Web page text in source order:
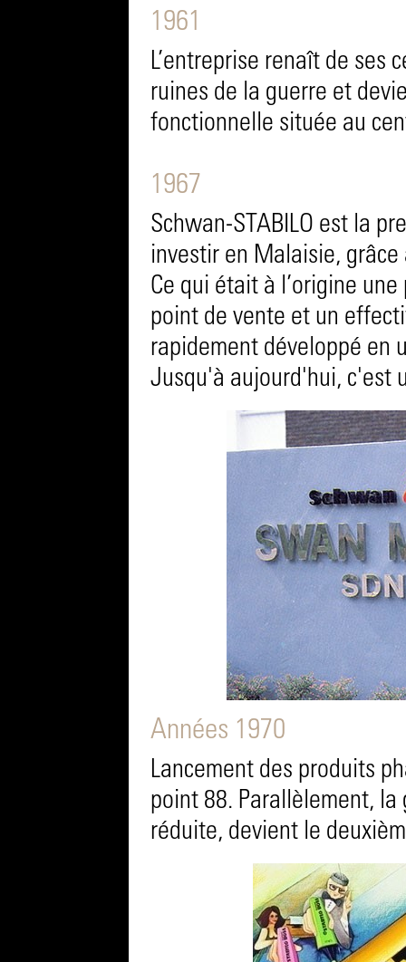
1961
L’entreprise renaît de ses
ruines de la guerre et
fonctionnelle située au
1967
Schwan-STABILO est la
investir en Malaisie,
Ce qui était à l’origine
point de vente et un
rapidement développé en
Jusqu'à aujourd'hui, c'est
Années 1970
Lancement des produits
point 88. Parallèlement, la
réduite, devient le